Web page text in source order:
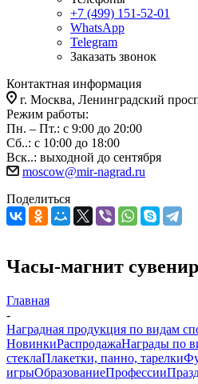
+7 (499) 151-52-01
WhatsApp
Telegram
Заказать звонок
Контактная информация
г. Москва, Ленинградский
Режим работы:
Пн. – Пт.: с 9:00 до 20:00
Сб..: с 10:00 до 18:00
Вск..: выходной до сентября
moscow@mir-nagrad.ru
Поделиться
Часы-магнит
Главная
-
Наградная продукция по видам
НовинкиРаспродажаНаграды по
стеклаПлакетки, панно, тарелки
игрыОбразованиеПрофессии